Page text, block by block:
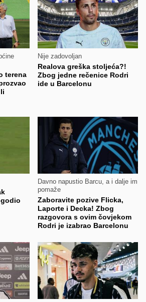
terena
Nije zadovoljan
Realova greška stoljeća?!
Zbog jedne rečenice Rodri
ide u Barcelonu
Davno napustio Barcu, a i dalje im
pomaže
Zaboravite pozive Flicka,
Laporte i Decka! Zbog
razgovora s ovim čovjekom
Rodri je izabrao Barcelonu